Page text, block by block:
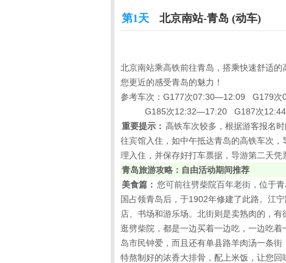
第1天 北京南站-青岛 (动车)
北京南站乘高铁前往青岛，搭乘快速舒适
您更近的感受青岛的魅力！
参考车次：G177次07:30—12:09 G179
G185次12:32—17:20 G187次
重要提示： 高铁车次较多，根据游客报名
往宾馆入住，如中午抵达青岛的高铁车次
理入住，并保存好打车票据，导游第二天凭
青岛旅游攻略：自由活动期间推荐
美食篇： 您可前往劈柴院百年老街，位于
国占领青岛后，于1902年修建了此路。江
店、书场和游乐场。北街则是卖熟肉的，
逛劈柴院，都是一边买着一边吃，一边吃
岛市民钟爱，而且还有单县路羊肉汤一条街
特熬制好的浓香大排骨，配上米饭，让您回